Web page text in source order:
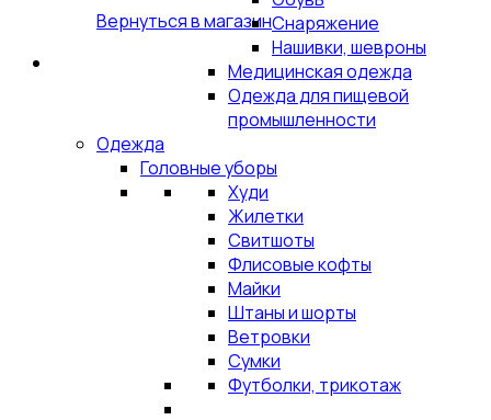
Вернуться в магазинСнаряжение
Нашивки, шевроны
Медицинская одежда
Одежда для пищевой
промышленности
Одежда
Головные уборы
Худи
Жилетки
Свитшоты
Флисовые кофты
Майки
Штаны и шорты
Ветровки
Сумки
Футболки, трикотаж